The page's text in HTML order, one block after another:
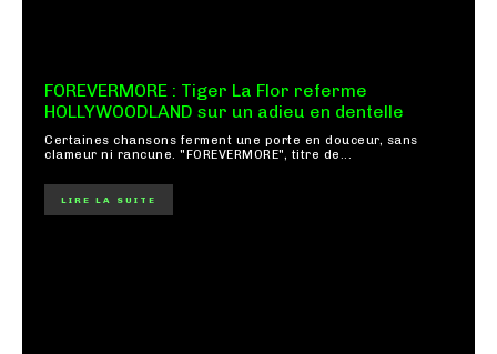
FOREVERMORE : Tiger La Flor referme
HOLLYWOODLAND sur un adieu en dentelle
Certaines chansons ferment une porte en douceur, sans
clameur ni rancune. "FOREVERMORE", titre de...
LIRE LA SUITE